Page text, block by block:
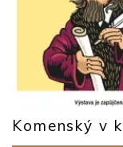
Komenský v